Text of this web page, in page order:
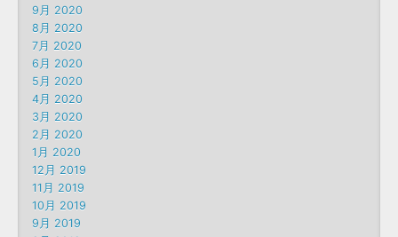
9月 2020
8月 2020
7月 2020
6月 2020
5月 2020
4月 2020
3月 2020
2月 2020
1月 2020
12月 2019
11月 2019
10月 2019
9月 2019